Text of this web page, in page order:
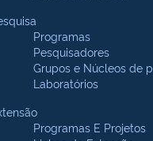
Programas
Pesquisadores
Grupos e Núcleos de
Laboratórios
Programas E Projetos